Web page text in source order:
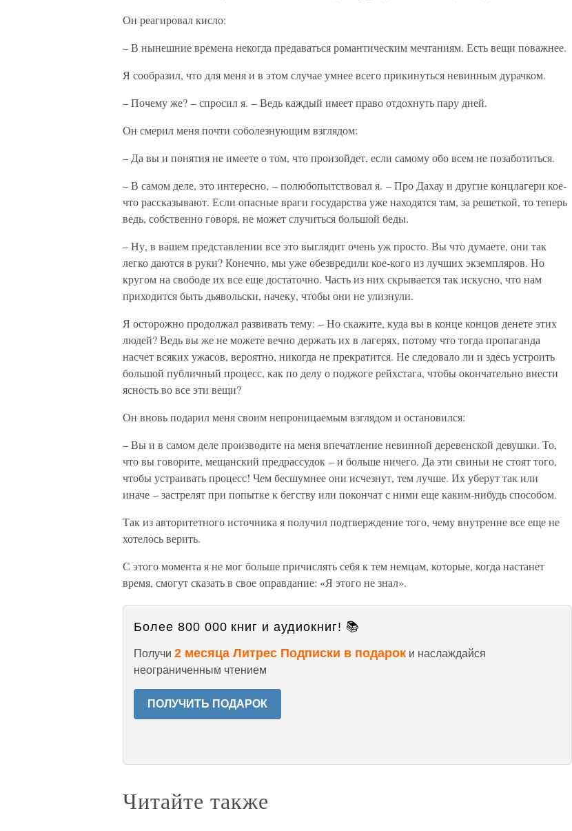
Он реагировал кисло:
– В нынешние времена некогда предаваться романтическим мечтаниям. Есть вещи поважнее.
Я сообразил, что для меня и в этом случае умнее всего прикинуться невинным дурачком.
– Почему же? – спросил я. – Ведь каждый имеет право отдохнуть пару дней.
Он смерил меня почти соболезнующим взглядом:
– Да вы и понятия не имеете о том, что произойдет, если самому обо всем не позаботиться.
– В самом деле, это интересно, – полюбопытствовал я. – Про Дахау и другие концлагери кое-
что рассказывают. Если опасные враги государства уже находятся там, за решеткой, то теперь
ведь, собственно говоря, не может случиться большой беды.
– Ну, в вашем представлении все это выглядит очень уж просто. Вы что думаете, они так
легко даются в руки? Конечно, мы уже обезвредили кое-кого из лучших экземпляров. Но
кругом на свободе их все еще достаточно. Часть из них скрывается так искусно, что нам
приходится быть дьявольски, начеку, чтобы они не улизнули.
Я осторожно продолжал развивать тему: – Но скажите, куда вы в конце концов денете этих
людей? Ведь вы же не можете вечно держать их в лагерях, потому что тогда пропаганда
насчет всяких ужасов, вероятно, никогда не прекратится. Не следовало ли и здесь устроить
большой публичный процесс, как по делу о поджоге рейхстага, чтобы окончательно внести
ясность во все эти вещи?
Он вновь подарил меня своим непроницаемым взглядом и остановился:
– Вы и в самом деле производите на меня впечатление невинной деревенской девушки. То,
что вы говорите, мещанский предрассудок – и больше ничего. Да эти свиньи не стоят того,
чтобы устраивать процесс! Чем бесшумнее они исчезнут, тем лучше. Их уберут так или
иначе – застрелят при попытке к бегству или покончат с ними еще каким-нибудь способом.
Так из авторитетного источника я получил подтверждение того, чему внутренне все еще не
хотелось верить.
С этого момента я не мог больше причислять себя к тем немцам, которые, когда настанет
время, смогут сказать в свое оправдание: «Я этого не знал».
Более 800 000 книг и аудиокниг! 📚
Получи 2 месяца Литрес Подписки в подарок и наслаждайся
неограниченным чтением
ПОЛУЧИТЬ ПОДАРОК
Читайте также